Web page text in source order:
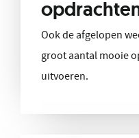
Ook de afgelopen
groot aantal mooie
uitvoeren.